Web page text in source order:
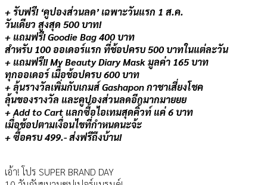
+ รับฟรี! ‘คูปองส่วนลด’ เฉพาะวันแรก 1 ส.ค.
วันเดียว สูงสุด 500 บาท!
+ แถมฟรี! Goodie Bag 400 บาท
สำหรับ 100 ออเดอร์แรก ที่ช้อปครบ 500 บาทในแต่ละวัน
+ แถมฟรี!! My Beauty Diary Mask มูลค่า 165 บาท
ทุกออเดอร์ เมื่อช้อปครบ 600 บาท
+ ลุ้นรางวัลเพิ่มกับเกมส์ Gashapon กาชาเสี่ยงโชค
ลุ้นของรางวัล และคูปองส่วนลดอีกมากมายยย
+ Add to Cart แลกซื้อไอเทมสุดคิ้วท์ แค่ 6 บาท
เมื่อช้อปตามเงื่อนไขที่กำหนดนะจ้ะ
+ ซื้อครบ 499.- ส่งฟรีถึงบ้าน!
เอ้า! โปร SUPER BRAND DAY